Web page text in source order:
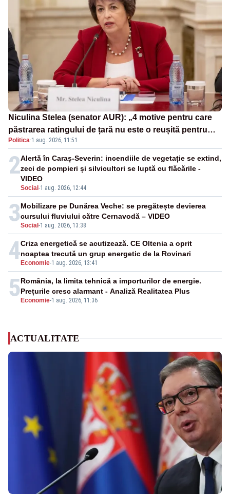
Niculina Stelea (senator AUR): „4 motive pentru care
păstrarea ratingului de țară nu este o reușită pentru
Guvernul Bolojan”
Politica·1 aug. 2026, 11:51
2
Social-1 aug. 2026, 12:44
Alertă în Caraș-Severin: incendiile de vegetație se extind,
zeci de pompieri și silvicultori se luptă cu flăcările -
VIDEO
3Social-1 aug. 2026, 13:38
Mobilizare pe Dunărea Veche: se pregătește devierea
cursului fluviului către Cernavodă – VIDEO
4Economie-1 aug. 2026, 13:41
Criza energetică se acutizează. CE Oltenia a oprit
noaptea trecută un grup energetic de la Rovinari
5Economie-1 aug. 2026, 11:36
România, la limita tehnică a importurilor de energie.
Prețurile cresc alarmant - Analiză Realitatea Plus
ACTUALITATE